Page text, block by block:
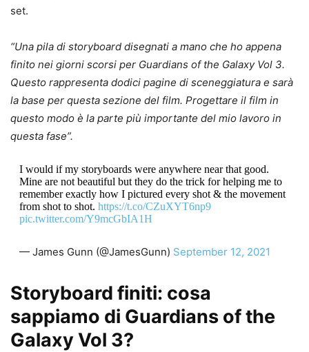
set.
“Una pila di storyboard disegnati a mano che ho appena
finito nei giorni scorsi per Guardians of the Galaxy Vol 3.
Questo rappresenta dodici pagine di sceneggiatura e sarà
la base per questa sezione del film. Progettare il film in
questo modo è la parte più importante del mio lavoro in
questa fase”.
I would if my storyboards were anywhere near that good.
Mine are not beautiful but they do the trick for helping me to
remember exactly how I pictured every shot & the movement
from shot to shot. https://t.co/CZuXYT6np9
pic.twitter.com/Y9mcGbIA1H
— James Gunn (@JamesGunn) September 12, 2021
Storyboard finiti: cosa
sappiamo di Guardians of the
Galaxy Vol 3?